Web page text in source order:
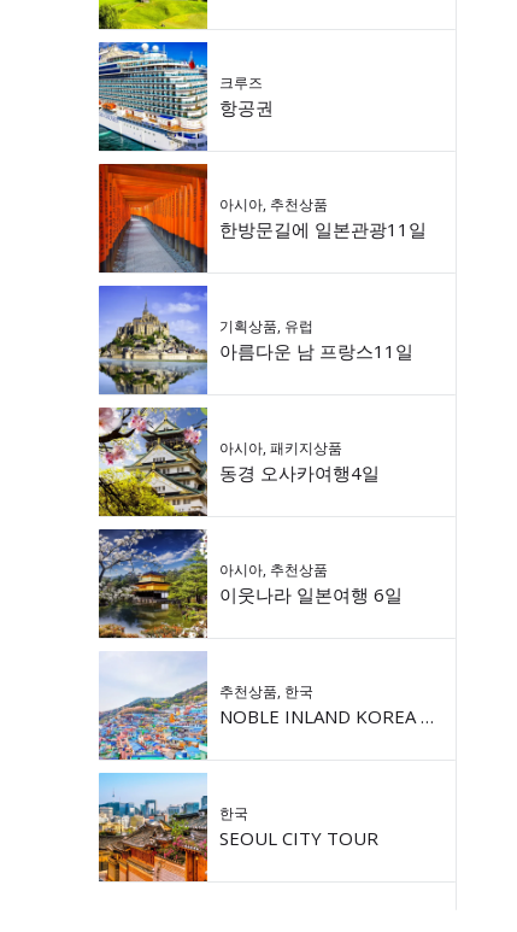
크루즈
항공권
아시아, 추천상품
한방문길에 일본관광11일
기획상품, 유럽
아름다운 남 프랑스11일
아시아,패키지상품
동경 오사카여행4일
아시아, 추천상품
이웃나라 일본여행 6일
추천상품, 한국
NOBLE INLAND KOREA 9DAY
한국
SEOUL CITY TOUR